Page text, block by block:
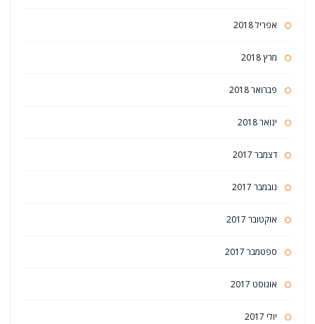
אפריל 2018
מרץ 2018
פברואר 2018
ינואר 2018
דצמבר 2017
נובמבר 2017
אוקטובר 2017
ספטמבר 2017
אוגוסט 2017
יולי 2017